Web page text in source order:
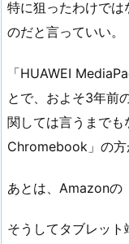
特に狙ったわけでは
のだと言っていい。
「HUAWEI
とで、およそ3年前
関しては言うまで
Chromebook」の方
あとは、Amazonの
そうしてタブレッ